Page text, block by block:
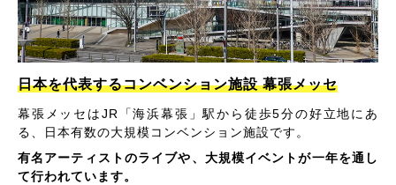
日本を代表するコンベンション施設 幕張メッセ
幕張メッセはJR「海浜幕張」駅から徒歩5分の好立地にあ
る、日本有数の大規模コンベンション施設です。
有名アーティストのライブや、大規模イベントが一年を通し
て行われています。